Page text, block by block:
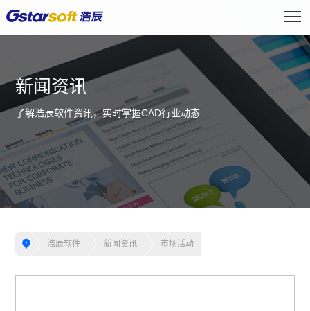
新闻资讯
了解浩辰软件资讯，实时掌握CAD行业动态
浩辰软件 新闻资讯 市场活动